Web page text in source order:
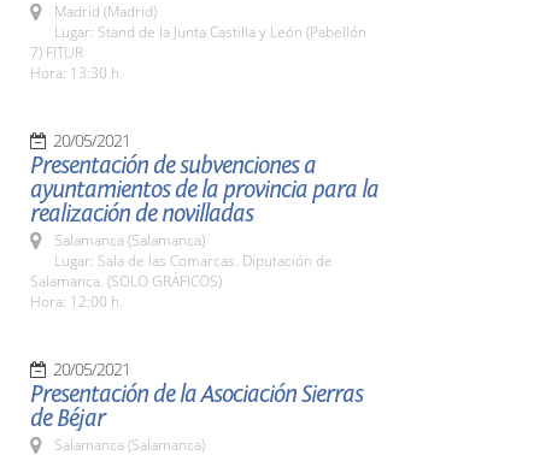
Madrid (Madrid)
Lugar: Stand de la Junta Castilla y León (Pabellón
7) FITUR
Hora: 13:30 h.
20/05/2021
Presentación de subvenciones a
ayuntamientos de la provincia para la
realización de novilladas
Salamanca (Salamanca)
Lugar: Sala de las Comarcas. Diputación de
Salamanca. (SOLO GRÁFICOS)
Hora: 12:00 h.
20/05/2021
Presentación de la Asociación Sierras
de Béjar
Salamanca (Salamanca)